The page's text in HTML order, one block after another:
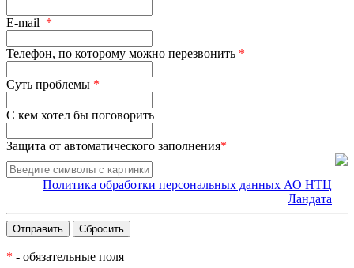
E-mail *
Телефон, по которому можно перезвонить *
Суть проблемы *
С кем хотел бы поговорить
Защита от автоматического заполнения*
Политика обработки персональных данных АО НТЦ
Ландата
* - обязательные поля